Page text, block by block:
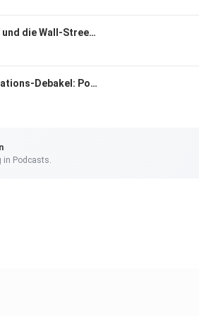
Das KI-Wunderkind und die Wall-Street-Rettung: Ein moderner LTCM-Moment
Das FED Kommunikations-Debakel: Powell vs. Warsh
in Podcasts.